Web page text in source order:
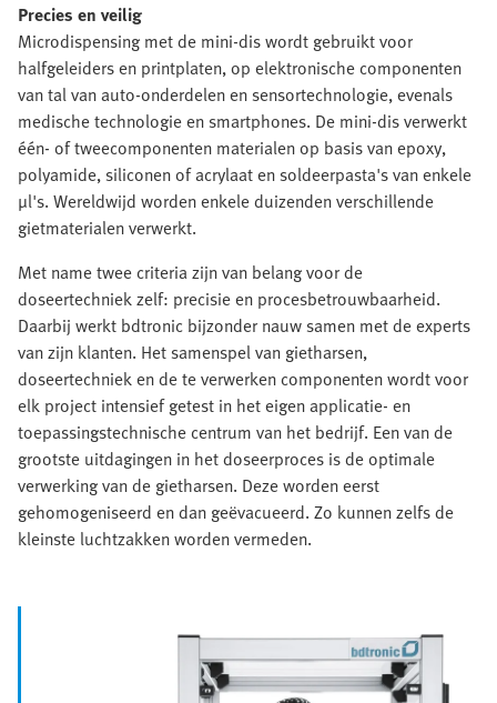
Precies en veilig
Microdispensing met de mini-dis wordt gebruikt voor
halfgeleiders en printplaten, op elektronische componenten
van tal van auto-onderdelen en sensortechnologie, evenals
medische technologie en smartphones. De mini-dis verwerkt
één- of tweecomponenten materialen op basis van epoxy,
polyamide, siliconen of acrylaat en soldeerpasta's van enkele
μl's. Wereldwijd worden enkele duizenden verschillende
gietmaterialen verwerkt.
Met name twee criteria zijn van belang voor de
doseertechniek zelf: precisie en procesbetrouwbaarheid.
Daarbij werkt bdtronic bijzonder nauw samen met de experts
van zijn klanten. Het samenspel van gietharsen,
doseertechniek en de te verwerken componenten wordt voor
elk project intensief getest in het eigen applicatie- en
toepassingstechnische centrum van het bedrijf. Een van de
grootste uitdagingen in het doseerproces is de optimale
verwerking van de gietharsen. Deze worden eerst
gehomogeniseerd en dan geëvacueerd. Zo kunnen zelfs de
kleinste luchtzakken worden vermeden.